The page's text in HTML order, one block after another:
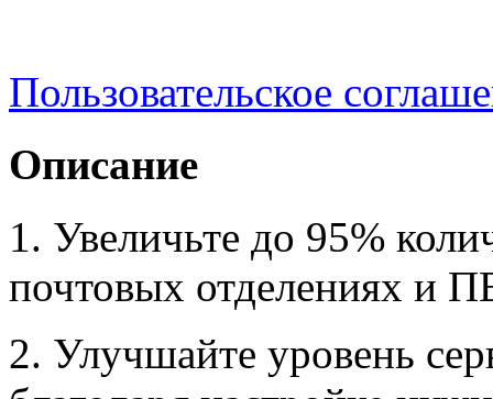
Пользовательское
Описание
1. Увеличьте до 95%
почтовых отделениях и
2. Улучшайте уровень